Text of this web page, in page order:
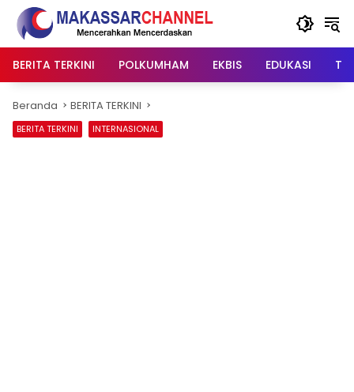
Langsung
konten
BERITA TERKINI
POLKUMHAM EKBIS EDUKASI
Beranda BERITA TERKINI
BERITA TERKINI INTERNASIONAL